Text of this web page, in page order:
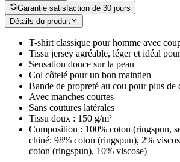
Garantie satisfaction de 30 jours
Détails du produit
T-shirt classique pour homme avec
Tissu jersey agréable, léger et idéal
Sensation douce sur la peau
Col côtelé pour un bon maintien
Bande de propreté au cou pour plus de
Avec manches courtes
Sans coutures latérales
Tissu doux : 150 g/m²
Composition : 100% coton (ringspun,
chiné: 98% coton (ringspun), 2%
coton (ringspun), 10% viscose)